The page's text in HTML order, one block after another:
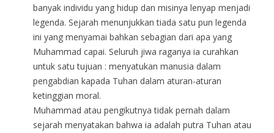
banyak individu yang hidup dan misinya lenyap menjadi
legenda. Sejarah menunjukkan tiada satu pun legenda
ini yang menyamai bahkan sebagian dari apa yang
Muhammad capai. Seluruh jiwa raganya ia curahkan
untuk satu tujuan : menyatukan manusia dalam
pengabdian kapada Tuhan dalam aturan-aturan
ketinggian moral.
Muhammad atau pengikutnya tidak pernah dalam
sejarah menyatakan bahwa ia adalah putra Tuhan atau